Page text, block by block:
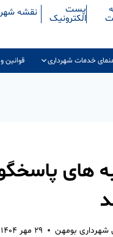
پست
الکترونیک نقشه شهر
خدمات شهرداری قوانین
های
شهرداری بومهن ۲۹ مهر ۱۴۰۴